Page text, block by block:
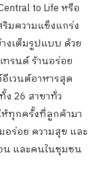
to Life หรือ
มความแข็งแกร่ง
างเต็มรูปแบบ ด้วย
ทรนด์ ร้านอร่อย
เวนต์อาหารสุด
26 สาขาทั่ว
ทุกครั้งที่ลูกค้ามา
อร่อย ความสุข และ
น และคนในชุมชน